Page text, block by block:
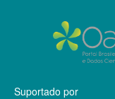
Suportado por